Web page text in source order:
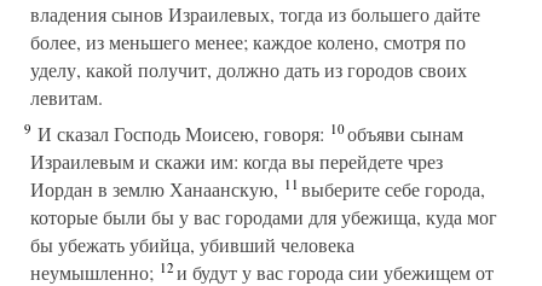
владения сынов Израилевых, тогда из большего дайте
более, из меньшего менее; каждое колено, смотря по
уделу, какой получит, должно дать из городов своих
левитам.
9 И сказал Господь Моисею, говоря: 10объяви сынам
Израилевым и скажи им: когда вы перейдете чрез
Иордан в землю Ханаанскую, 11выберите себе города,
которые были бы у вас городами для убежища, куда мог
бы убежать убийца, убивший человека
неумышленно; 12и будут у вас города сии убежищем от